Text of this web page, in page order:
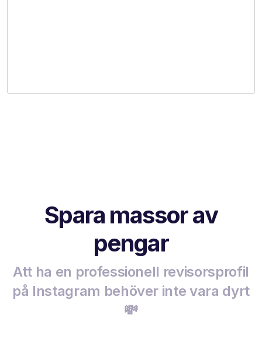
Spara massor av
pengar
Att ha en professionell revisorsprofil
på Instagram behöver inte vara dyrt
💸